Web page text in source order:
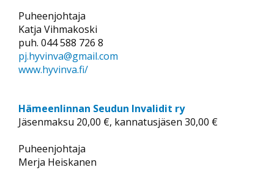
Puheenjohtaja
Katja Vihmakoski
puh. 044 588 726 8
pj.hyvinva@gmail.com
www.hyvinva.fi/
Hämeenlinnan Seudun Invalidit ry
Jäsenmaksu 20,00 €, kannatusjäsen 30,00 €
Puheenjohtaja
Merja Heiskanen